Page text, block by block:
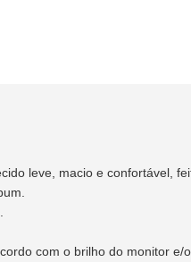
leve, macio e confortável,
com o brilho do monitor e/